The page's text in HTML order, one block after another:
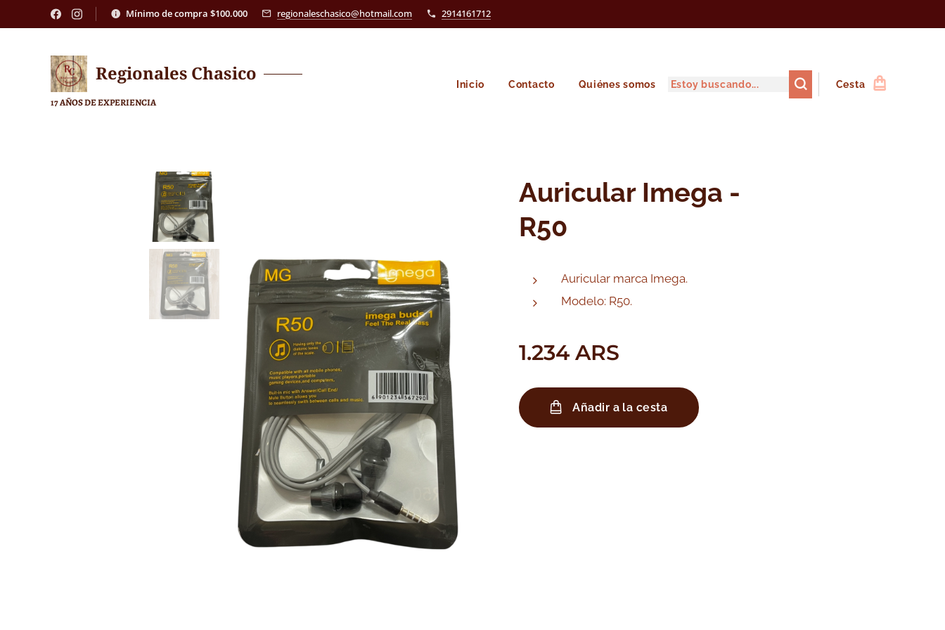
Mínimo de compra $100.000 regionaleschasico@hotmail.com 2914161712
Regionales Chasico
17 AÑOS DE EXPERIENCIA
Inicio Contacto Quiénes somos Cesta
Auricular Imega -
R50
Auricular marca Imega.
Modelo: R50.
1.234 ARS
Añadir a la cesta